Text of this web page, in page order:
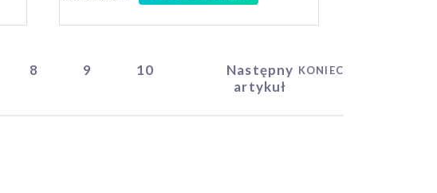
8 9 10
Następny
artykuł
KONIEC